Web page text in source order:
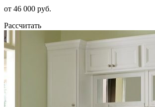
от 46 000 руб.
Рассчитать